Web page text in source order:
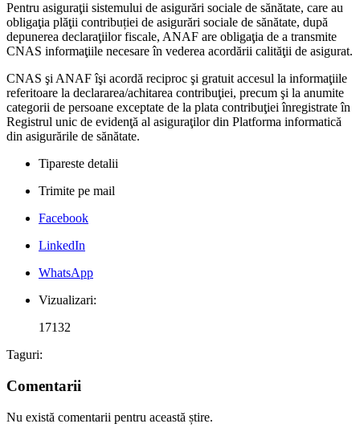
Pentru asiguraţii sistemului de asigurări sociale de sănătate, care au
obligaţia plăţii contribuției de asigurări sociale de sănătate, după
depunerea declaraţiilor fiscale, ANAF are obligaţia de a transmite
CNAS informaţiile necesare în vederea acordării calităţii de asigurat.
CNAS şi ANAF îşi acordă reciproc şi gratuit accesul la informaţiile
referitoare la declararea/achitarea contribuţiei, precum şi la anumite
categorii de persoane exceptate de la plata contribuţiei înregistrate în
Registrul unic de evidenţă al asiguraţilor din Platforma informatică
din asigurările de sănătate.
Tipareste detalii
Trimite pe mail
Facebook
LinkedIn
WhatsApp
Vizualizari:
17132
Taguri:
Comentarii
Nu există comentarii pentru această știre.